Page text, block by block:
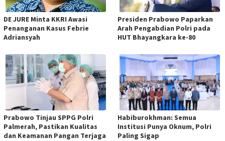
DE JURE Minta KKRI Awasi
Penanganan Kasus Febrie
Adriansyah
Presiden Prabowo Paparkan
Arah Pengabdian Polri pada
HUT Bhayangkara ke-80
Prabowo Tinjau SPPG Polri
Palmerah, Pastikan Kualitas
dan Keamanan Pangan Terjaga
Habiburokhman: Semua
Institusi Punya Oknum, Polri
Paling Sigap